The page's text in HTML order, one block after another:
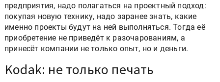
предприятия, надо полагаться на проектный подход:
покупая новую технику, надо заранее знать, какие
именно проекты будут на ней выполняться. Тогда её
приобретение не приведёт к разочарованиям, а
принесёт компании не только опыт, но и деньги.
Kodak: не только печать